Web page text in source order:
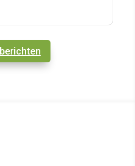
Lees hier verder.